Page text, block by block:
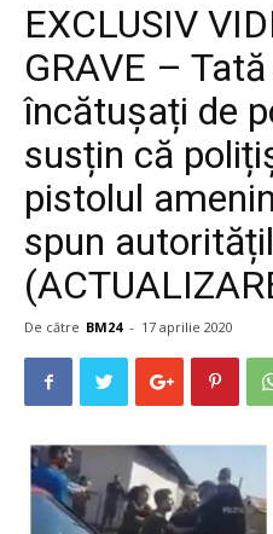
EXCLUSIV
GRAVE –
încătușați de
susțin că
pistolul
spun
De către BM24 - 17 aprilie 2020